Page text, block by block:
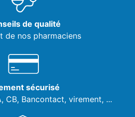
de qualité
de nos pharmaciens
sécurisé
CB, Bancontact, virement, ...